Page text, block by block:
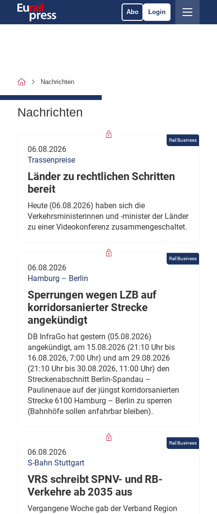
Abo Login
Nachrichten
Nachrichten
Rail Business
06.08.2026
Trassenpreise
Länder zu rechtlichen Schritten
bereit
Heute (06.08.2026) haben sich die
Verkehrsministerinnen und -minister der Länder
zu einer Videokonferenz zusammengeschaltet.
Rail Business
06.08.2026
Hamburg – Berlin
Sperrungen wegen LZB auf
korridorsanierter Strecke
angekündigt
DB InfraGo hat gestern (05.08.2026)
angekündigt, am 15.08.2026 (21:10 Uhr bis
16.08.2026, 7:00 Uhr) und am 29.08.2026
(21:10 Uhr bis 30.08.2026, 11:00 Uhr) den
Streckenabschnitt Berlin-Spandau –
Paulinenaue auf der jüngst korridorsanierten
Strecke 6100 Hamburg – Berlin zu sperren
(Bahnhöfe sollen anfahrbar bleiben).
Rail Business
06.08.2026
S-Bahn Stuttgart
VRS schreibt SPNV- und RB-
Verkehre ab 2035 aus
Vergangene Woche gab der Verband Region